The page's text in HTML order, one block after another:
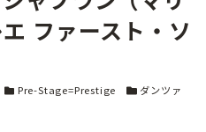
ファースト・ソ
カテゴリー
Pre-Stage=Prestige カテゴリー
ダンツァ